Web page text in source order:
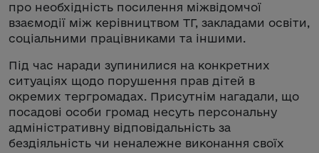
про необхідність посилення міжвідомчої
взаємодії між керівництвом ТГ, закладами освіти,
соціальними працівниками та іншими.
Під час наради зупинилися на конкретних
ситуаціях щодо порушення прав дітей в
окремих тергромадах. Присутнім нагадали, що
посадові особи громад несуть персональну
адміністративну відповідальність за
бездіяльність чи неналежне виконання своїх